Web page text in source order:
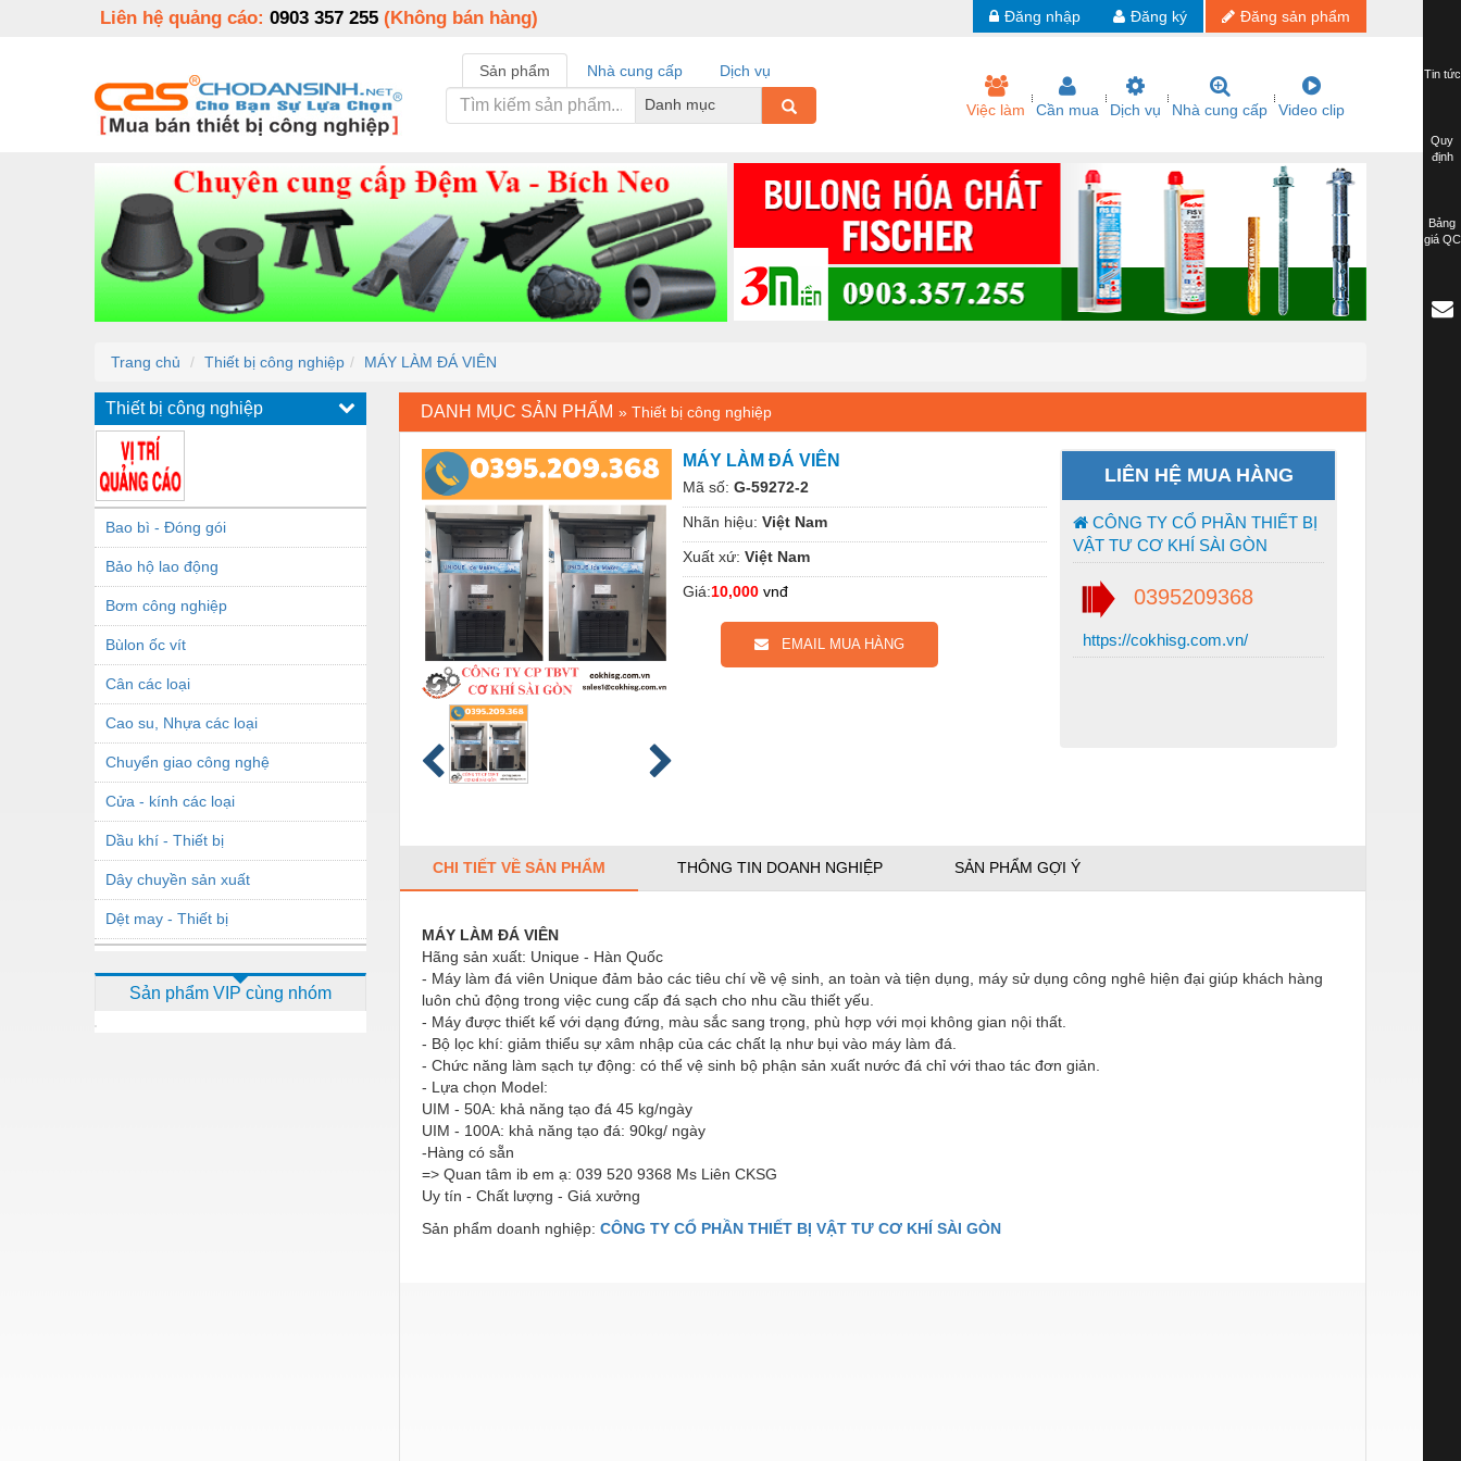
Liên hệ quảng cáo: 0903 357 255 (Không bán hàng) Đăng sản phẩm
Đăng ký
Đăng nhập
Sản phẩm Nhà cung cấp
Dịch vụ
Danh mục
Việc làm Cần mua Dịch vụ Nhà cung cấp Video clip
Trang chủ Thiết bị công nghiệp MÁY LÀM ĐÁ VIÊN
Thiết bị công nghiệp
Bao bì - Đóng gói
Bảo hộ lao động
Bơm công nghiệp
Bùlon ốc vít
Cân các loại
Cao su, Nhựa các loại
Chuyển giao công nghệ
Cửa - kính các loại
Dầu khí - Thiết bị
Dây chuyền sản xuất
Dệt may - Thiết bị
Dịch vụ - Thi công
Sản phẩm VIP cùng nhóm
DANH MỤC SẢN PHẨM » Thiết bị công nghiệp
MÁY LÀM ĐÁ VIÊN
Mã số: G-59272-2
Nhãn hiệu: Việt Nam
Xuất xứ: Việt Nam
Giá:10,000 vnđ
EMAIL MUA HÀNG
LIÊN HỆ MUA HÀNG
CÔNG TY CỔ PHẦN THIẾT BỊ
VẬT TƯ CƠ KHÍ SÀI GÒN
0395209368
https://cokhisg.com.vn/
CHI TIẾT VỀ SẢN PHẨM THÔNG TIN DOANH NGHIỆP SẢN PHẨM GỢI Ý
MÁY LÀM ĐÁ VIÊN
Hãng sản xuất: Unique - Hàn Quốc
- Máy làm đá viên Unique đảm bảo các tiêu chí về vệ sinh, an toàn và tiện dụng, máy sử dụng công nghê hiện đại giúp khách hàng
luôn chủ động trong việc cung cấp đá sạch cho nhu cầu thiết yếu.
- Máy được thiết kế với dạng đứng, màu sắc sang trọng, phù hợp với mọi không gian nội thất.
- Bộ lọc khí: giảm thiểu sự xâm nhập của các chất lạ như bụi vào máy làm đá.
- Chức năng làm sạch tự động: có thể vệ sinh bộ phận sản xuất nước đá chỉ với thao tác đơn giản.
- Lựa chọn Model:
UIM - 50A: khả năng tạo đá 45 kg/ngày
UIM - 100A: khả năng tạo đá: 90kg/ ngày
-Hàng có sẵn
=> Quan tâm ib em ạ: 039 520 9368 Ms Liên CKSG
Uy tín - Chất lượng - Giá xưởng
Sản phẩm doanh nghiệp: CÔNG TY CỔ PHẦN THIẾT BỊ VẬT TƯ CƠ KHÍ SÀI GÒN
Tin tức
Quy
định
Bảng
giá QC